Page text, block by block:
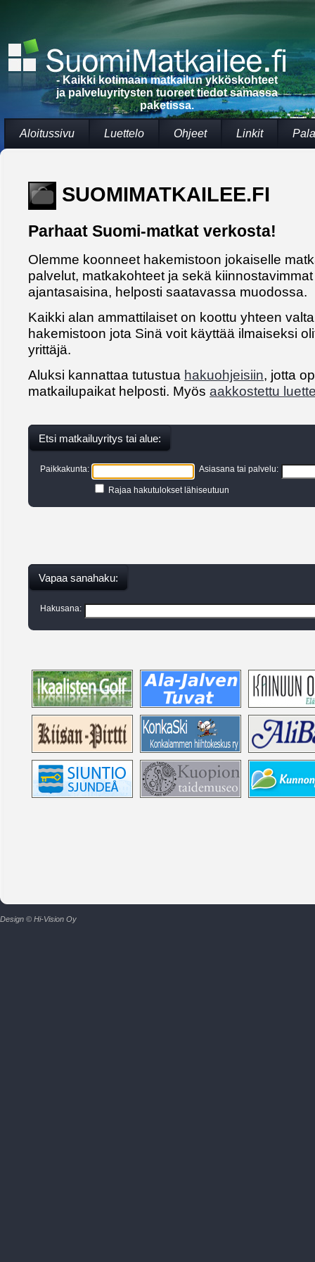
- Kaikki kotimaan matkailun ykköskohteet
ja palveluyritysten tuoreet tiedot samassa
paketissa.
Aloitussivu Luettelo Ohjeet Linkit
SUOMIMATKAILEE.FI
Parhaat Suomi-matkat verkosta!
Olemme koonneet hakemistoon jokaiselle
palvelut, matkakohteet ja sekä
ajantasaisina, helposti saatavassa muodossa.
Kaikki alan ammattilaiset on koottu yhteen
hakemistoon jota Sinä voit käyttää ilmaiseksi
yrittäjä.
Aluksi kannattaa tutustua hakuohjeisiin, jotta
matkailupaikat helposti. Myös aakkostettu
Etsi matkailuyritys tai alue:
Paikkakunta: Asiasana tai palvelu:
Rajaa hakutulokset lähiseutuun
Vapaa sanahaku:
Hakusana:
Design © Hi-Vision Oy